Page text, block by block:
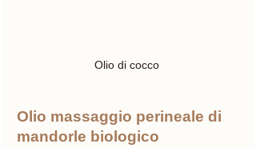
Olio di cocco
Olio massaggio perineale di
mandorle biologico